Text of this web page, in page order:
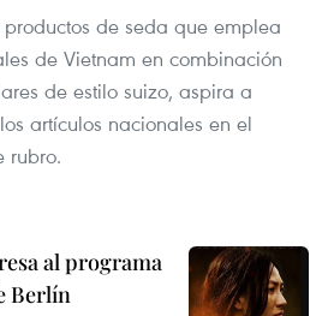
de seda que emplea
de Vietnam en combinación
de estilo suizo, aspira a
artículos nacionales en el
rubro.
al programa
Berlín